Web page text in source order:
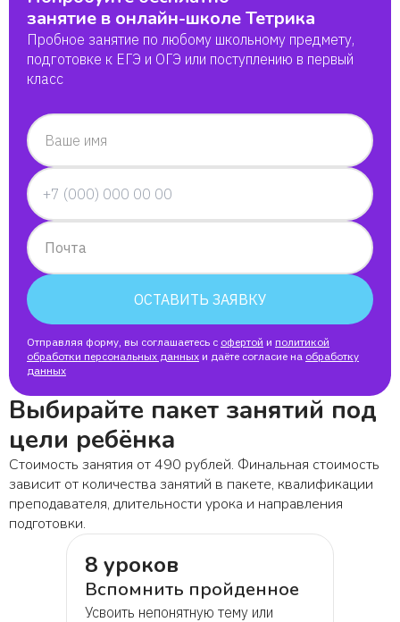
занятие в онлайн-школе Тетрика
Пробное занятие по любому школьному предмету,
подготовке к ЕГЭ и ОГЭ или поступлению в первый
класс
Ваше имя
Почта
ОСТАВИТЬ ЗАЯВКУ
Отправляя форму, вы соглашаетесь с офертой и политикой
обработки персональных данных и даёте согласие на обработку
данных
Выбирайте пакет занятий под
цели ребёнка
Стоимость занятия от 490 рублей. Финальная стоимость
зависит от количества занятий в пакете, квалификации
преподавателя, длительности урока и направления
подготовки.
8 уроков
Вспомнить пройденное
Усвоить непонятную тему или